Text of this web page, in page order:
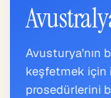
Avusturya'nın
keşfetmek için
prosedürlerini